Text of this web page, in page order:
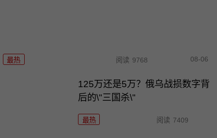
最热 阅读 9768 08-06
125万还是5万？俄乌战损数字背
后的\"三国杀\"
最热 阅读 7409